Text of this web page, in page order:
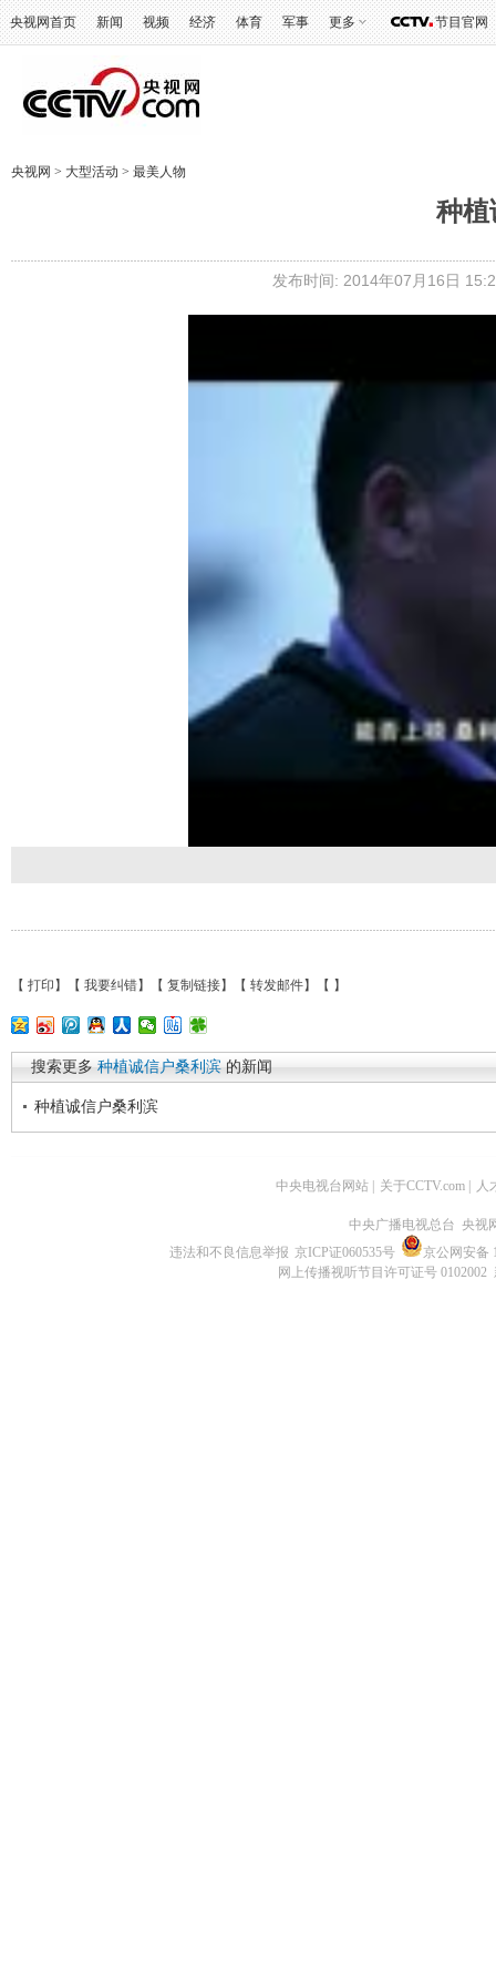
央视网首页 新闻 视频 经济 体育 军事 更多 节目官网
央视网 > 大型活动 > 最美人物
种植
发布时间: 2014年07月16日
【 打印 】【 我要纠错】【 复制链接】【 转发邮件】【 】
搜索更多 种植诚信户桑利滨 的新闻
种植诚信户桑利滨
中央电视台网站 关于CCTV.com 人
中央广播电视总台 央视
违法和不良信息举报 京ICP证060535号
京公网安备
网上传播视听节目许可证号 0102002